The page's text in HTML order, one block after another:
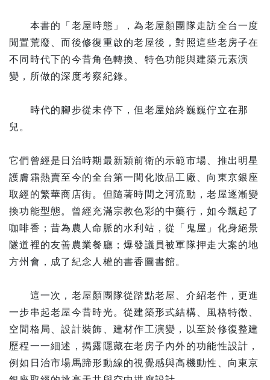
本書的「老屋時態」，為老屋顏團隊走訪全台一度
閒置荒廢、而後修復重啟的老屋後，對照這些老房子在
不同時代下的今昔角色轉換、特色功能與建築元素演
變，所做的深度考察紀錄。
時代的腳步從未停下，但老屋始終巍巍佇立在那
兒。
它們曾經是日治時期最新穎前衛的示範市場、推出明星
護膚霜熱賣至今的全台第一間化妝品工廠、向東京銀座
取經的繁華商店街。但隨著時間之河流動，老屋逐漸變
換功能型態。曾經充滿宗教色彩的中藥行，如今飄起了
咖啡香；昔為農人命脈的水利站，從「鬼屋」化身絕景
隧道裡的友善農業餐廳；爆發議員被軍隊押走大案的地
方州會，成了紀念人權的書香圖書館。
這一次，老屋顏團隊從踏點老屋、介紹老件，更進
一步串起老屋今昔時光。從建築形式結構、風格特徵、
空間格局、設計裝飾、建材作工演變，以至於修復整建
歷程一一細述，揭露隱藏在老房子內外的功能性設計，
例如日治市場馬蹄形動線的視覺感與高機動性、向東京